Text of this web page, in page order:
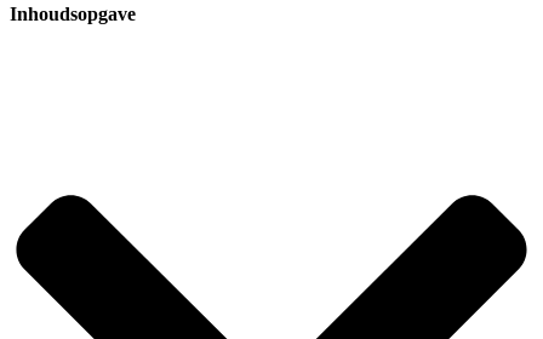
Inhoudsopgave